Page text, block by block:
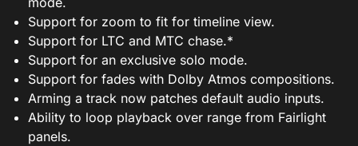
Support for zoom to fit for timeline view.
Support for LTC and MTC chase.*
Support for an exclusive solo mode.
Support for fades with Dolby Atmos compositions.
Arming a track now patches default audio inputs.
Ability to loop playback over range from Fairlight
panels.